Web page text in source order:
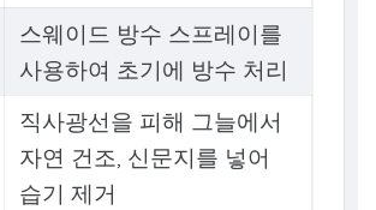
스웨이드 방수 스프레이를
사용하여 초기에 방수 처리
직사광선을 피해 그늘에서
자연 건조, 신문지를 넣어
습기 제거